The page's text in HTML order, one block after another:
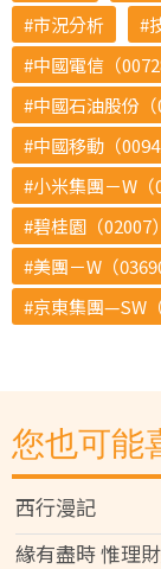
市況分析
中國電信（
中國石油股份（
中國移動（
小米集團－W（
碧桂園（02007）
美團－W（
京東集團—SW（
您也可能
西行漫記
緣有盡時 惟理